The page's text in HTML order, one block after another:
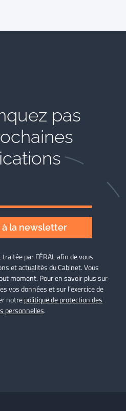
pas
à la newsletter
par FÉRAL afin de vous
et actualités du Cabinet. Vous
moment. Pour en savoir plus sur
vos données et sur l’exercice de
notrepolitique de protection des
personnelles.